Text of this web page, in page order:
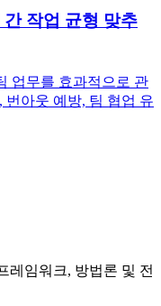
작업 균형 맞추
업무를 효과적으로 관
번아웃 예방, 팀 협업 유
레임워크, 방법론 및 전